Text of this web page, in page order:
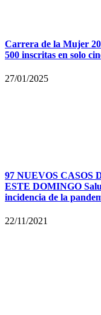
Carrera de la Mujer
500 inscritas en solo
27/01/2025
97 NUEVOS
ESTE DOMINGO
incidencia de la
22/11/2021